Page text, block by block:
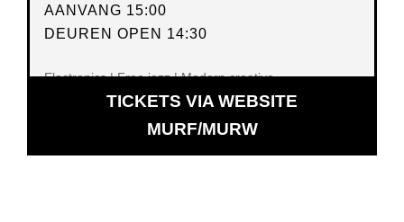
AANVANG 15:00
DEUREN OPEN 14:30
Electronics | Free jazz | Modern creative
TICKETS VIA WEBSITE
MURF/MURWOPENT
IN